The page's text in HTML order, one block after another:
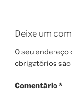
Deixe um
O seu endereço
obrigatórios
Comentário*